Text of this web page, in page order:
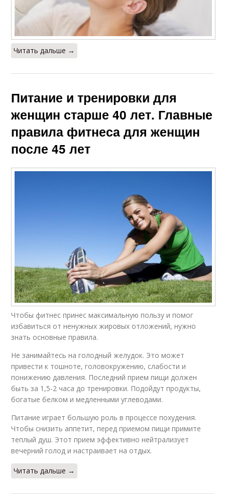
Читать дальше →
Питание и тренировки для
женщин старше 40 лет. Главные
правила фитнеса для женщин
после 45 лет
Чтобы фитнес принес максимальную пользу и помог
избавиться от ненужных жировых отложений, нужно
знать основные правила.
Не занимайтесь на голодный желудок. Это может
привести к тошноте, головокружению, слабости и
понижению давления. Последний прием пищи должен
быть за 1,5-2 часа до тренировки. Подойдут продукты,
богатые белком и медленными углеводами.
Питание играет большую роль в процессе похудения.
Чтобы снизить аппетит, перед приемом пищи примите
теплый душ. Этот прием эффективно нейтрализует
вечерний голод и настраивает на отдых.
Читать дальше →